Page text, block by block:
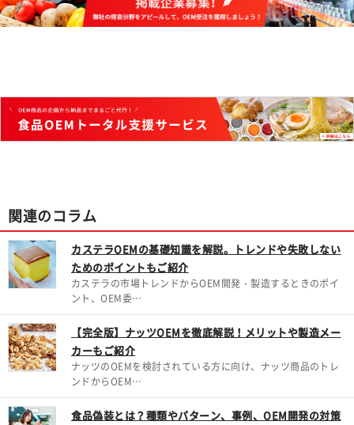
関連のコラム
カステラOEMの基礎知識を解説。トレンドや失敗しない
ためのポイントもご紹介
カステラの市場トレンドからOEM開発・製造するときのポイ
ント、OEM委…
【完全版】ナッツOEMを徹底解説！メリットや製造メー
カーもご紹介
ナッツのOEMを検討されている方に向け、ナッツ商品のトレ
ンドからOEM…
食品偽装とは？種類やパターン、事例、OEM開発の対策